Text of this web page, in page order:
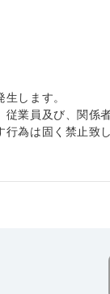
します。
業員及び、関係
行為は固く禁止致